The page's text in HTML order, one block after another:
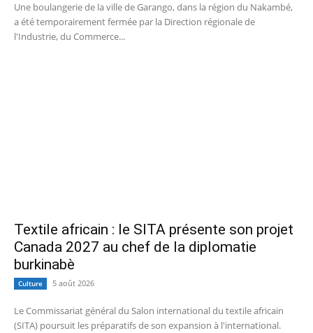
Une boulangerie de la ville de Garango, dans la région du Nakambé,
a été temporairement fermée par la Direction régionale de
l'Industrie, du Commerce...
Textile africain : le SITA présente son projet
Canada 2027 au chef de la diplomatie
burkinabè
Culture 5 août 2026
Le Commissariat général du Salon international du textile africain
(SITA) poursuit les préparatifs de son expansion à l'international.